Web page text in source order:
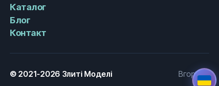
Каталог
Блог
Контакт
© 2021-2026 Злиті Моделі Вгору↑